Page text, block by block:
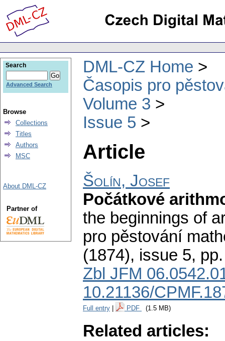
DML-CZ Home
Časopis pro
Volume 3
Issue 5
Article
Šolín, Josef
Počátkové
the beginnings of
pro pěstování
(1874), issue 5,
Zbl JFM
10.21136/
Full entry PDF (1.5 MB)
Related articles:
Search
Advanced Search
Browse
Collections
Titles
Authors
MSC
About DML-CZ
Partner of